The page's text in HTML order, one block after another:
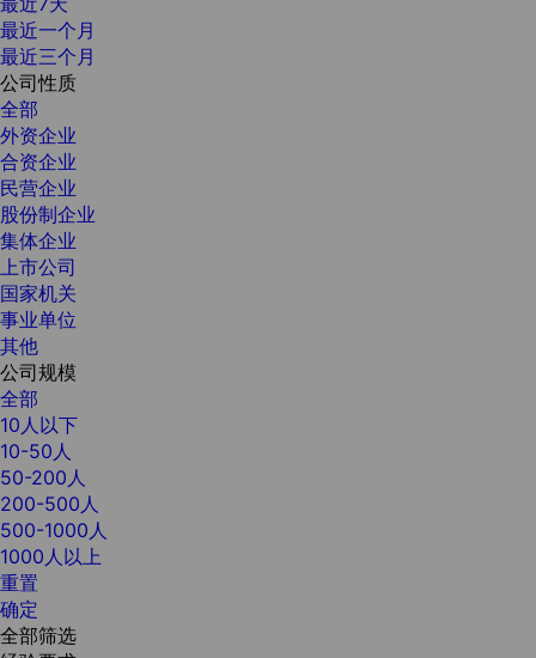
最近一个月
最近三个月
公司性质
全部
外资企业
合资企业
民营企业
股份制企业
集体企业
上市公司
国家机关
事业单位
其他
公司规模
全部
10人以下
10-50人
50-200人
200-500人
500-1000人
1000人以上
重置
确定
全部筛选